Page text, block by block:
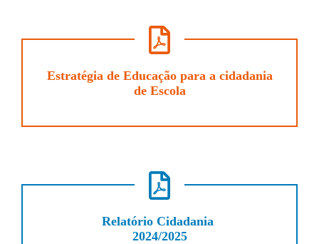
Estratégia de Educação para a cidadania
de Escola
Relatório Cidadania
2024/2025